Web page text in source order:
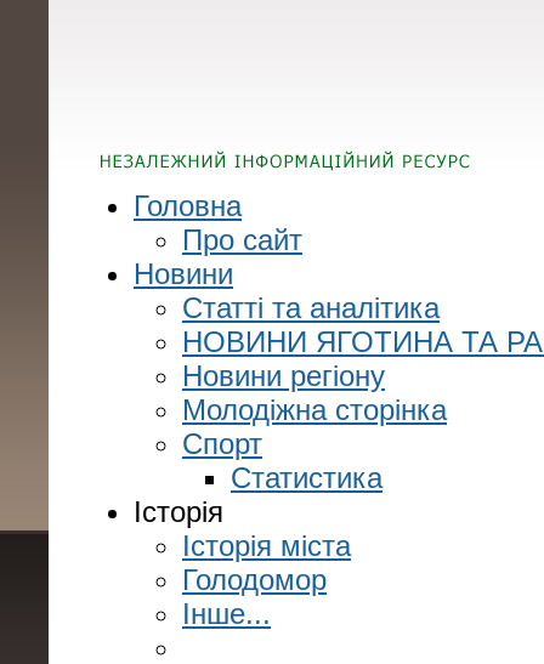
Головна
Про сайт
Новини
Статті та аналітика
НОВИНИ ЯГОТИНА ТА
Новини регіону
Молодіжна сторінка
Спорт
Статистика
Історія
Історія міста
Голодомор
Інше...